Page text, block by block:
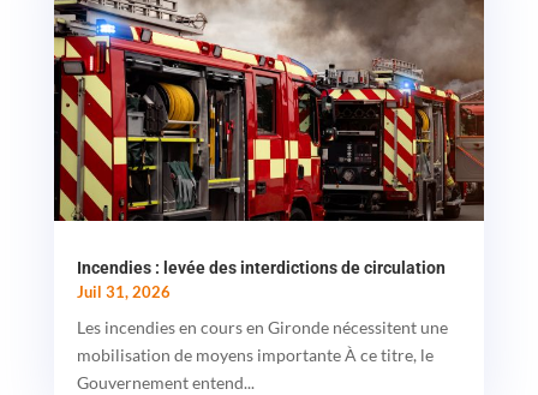
Incendies : levée des interdictions de circulation
Juil 31, 2026
Les incendies en cours en Gironde nécessitent une
mobilisation de moyens importante À ce titre, le
Gouvernement entend...